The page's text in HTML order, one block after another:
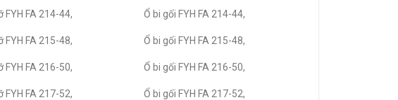
FYH FA 214-44, Ổ bi gối FYH FA 214-44,
FYH FA 215-48, Ổ bi gối FYH FA 215-48,
FYH FA 216-50, Ổ bi gối FYH FA 216-50,
FYH FA 217-52, Ổ bi gối FYH FA 217-52,